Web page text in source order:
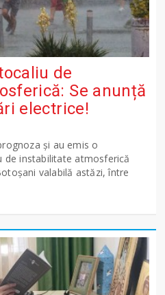
de
Se anunță
electrice!
și au emis o
de instabilitate atmosferică
valabilă astăzi, între